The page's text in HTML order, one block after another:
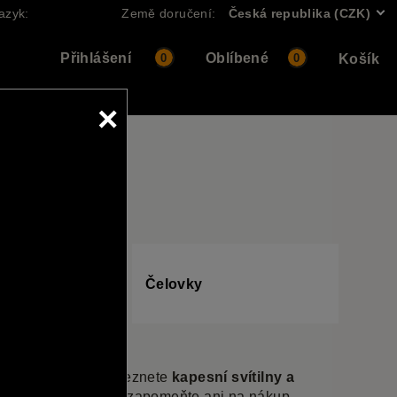
Země doručení: Česká republika (CZK)
Přihlášení 0 Oblíbené Košík
0
Čelovky
Armedu naleznete kapesní svítilny a
×